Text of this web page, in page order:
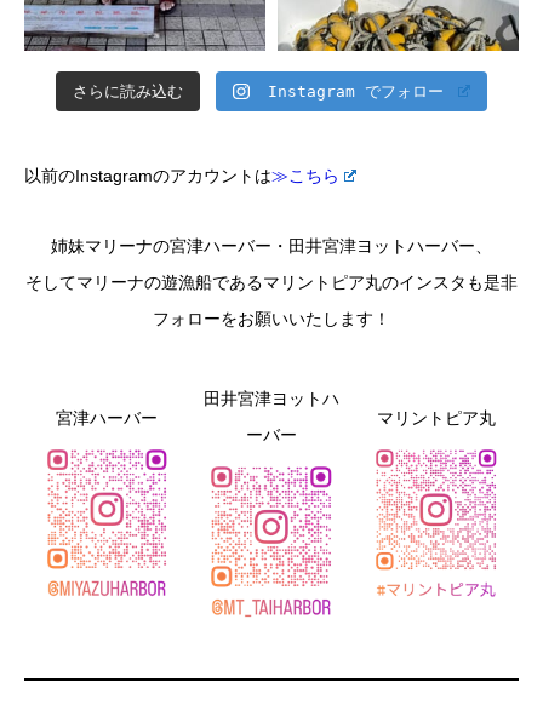
さらに読み込む Instagram でフォロー
以前のInstagramのアカウントは≫こちら
姉妹マリーナの宮津ハーバー・田井宮津ヨットハーバー、
そしてマリーナの遊漁船であるマリントピア丸のインスタも是非
フォローをお願いいたします！
宮津ハーバー
田井宮津ヨットハ
ーバー
マリントピア丸